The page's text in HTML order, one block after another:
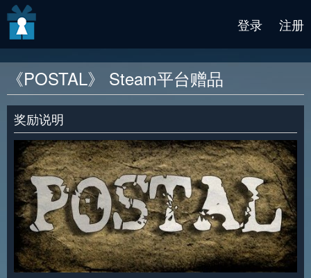
登录 注册
《POSTAL》 Steam平台赠品
奖励说明